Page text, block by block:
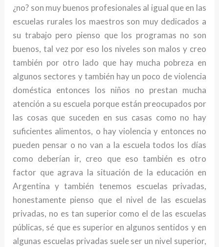
¿no? son muy buenos profesionales al igual que en las
escuelas rurales los maestros son muy dedicados a
su trabajo pero pienso que los programas no son
buenos, tal vez por eso los niveles son malos y creo
también por otro lado que hay mucha pobreza en
algunos sectores y también hay un poco de violencia
doméstica entonces los niños no prestan mucha
atención a su escuela porque están preocupados por
las cosas que suceden en sus casas como no hay
suficientes alimentos, o hay violencia y entonces no
pueden pensar o no van a la escuela todos los días
como deberían ir, creo que eso también es otro
factor que agrava la situación de la educación en
Argentina y también tenemos escuelas privadas,
honestamente pienso que el nivel de las escuelas
privadas, no es tan superior como el de las escuelas
públicas, sé que es superior en algunos sentidos y en
algunas escuelas privadas suele ser un nivel superior,